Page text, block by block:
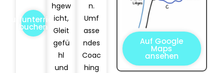
Auf Google
Maps
ansehen
Surfunterricht
buchen
hgew
icht,
Gleit
gefü
hl
und
n.
Umf
asse
ndes
Coac
hing